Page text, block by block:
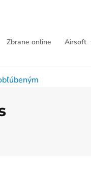
Zbrane online Airsoft